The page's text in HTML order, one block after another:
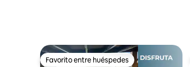
Favorito entre huéspedes
Favorito entre huéspedes